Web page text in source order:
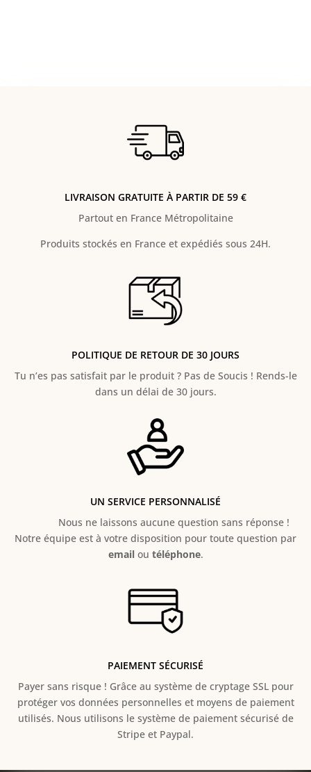
LIVRAISON GRATUITE À PARTIR DE 59 €
Partout en France Métropolitaine
Produits stockés en France et expédiés sous 24H.
POLITIQUE DE RETOUR DE 30 JOURS
Tu n’es pas satisfait par le produit ? Pas de Soucis ! Rends-le
dans un délai de 30 jours.
UN SERVICE PERSONNALISÉ
Nous ne laissons aucune question sans réponse !
Notre équipe est à votre disposition pour toute question par
emailou téléphone.
PAIEMENT SÉCURISÉ
Payer sans risque ! Grâce au système de cryptage SSL pour
protéger vos données personnelles et moyens de paiement
utilisés. Nous utilisons le système de paiement sécurisé de
Stripe et Paypal.